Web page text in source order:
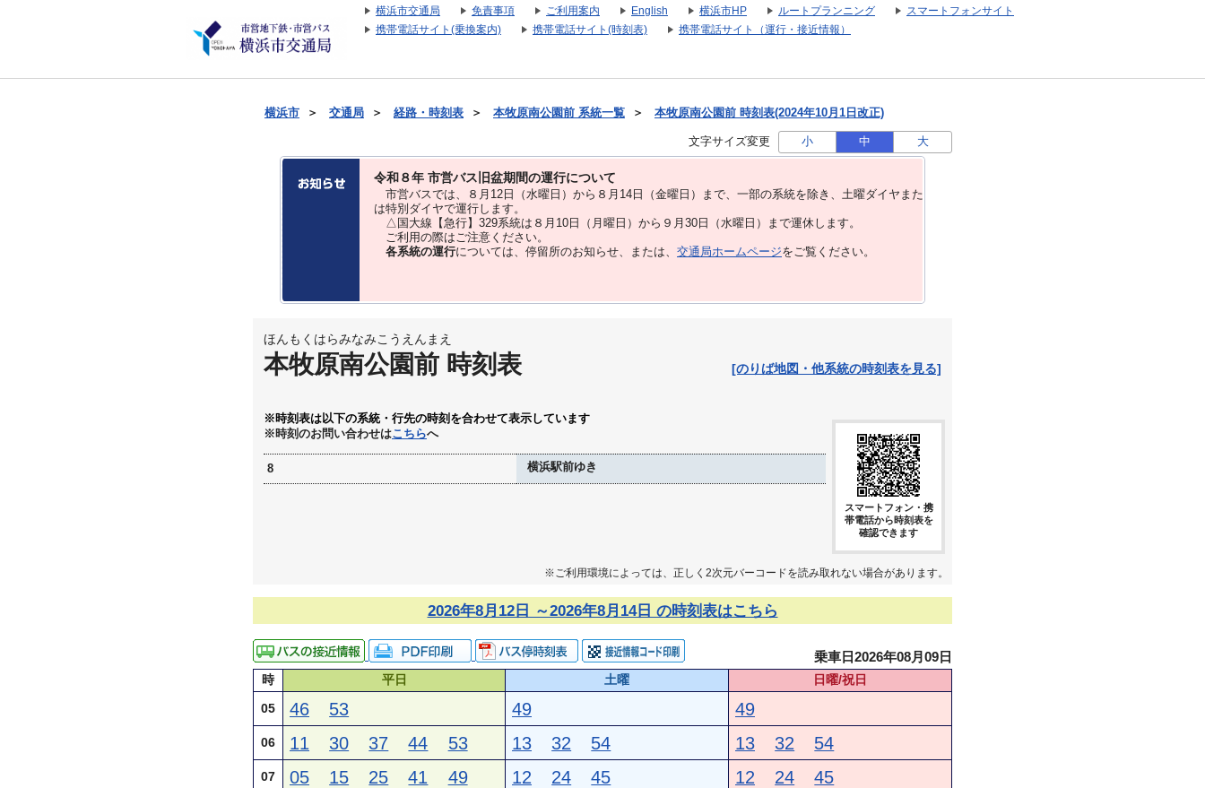
横浜市交通局 免責事項 ご利用案内 English 横浜市HP ルートプランニング
スマートフォンサイト
携帯電話サイト(乗換案内)
携帯電話サイト(時刻表) 携帯電話サイト（運行・接近情報）
横浜市 ＞ 交通局 ＞ 経路・時刻表 ＞ 本牧原南公園前 系統一覧 ＞ 本牧原南公園前 時刻表(2024年10月1日改正)
文字サイズ変更 小 中 大
令和８年 市営バス旧盆期間の運行について
市営バスでは、８⽉12⽇（水曜日）から８⽉14⽇（金曜日）まで、⼀部の系統を除き、⼟曜ダイヤまた
は特別ダイヤで運⾏します。
△国大線【急行】329系統は８月10日（月曜日）から９月30日（水曜日）まで運休します。
ご利用の際はご注意ください。
各系統の運行については、停留所のお知らせ、または、 交通局ホームページをご覧ください。
ほんもくはらみなみこうえんまえ
本牧原南公園前 時刻表 [のりば地図・他系統の時刻表を見る]
※時刻表は以下の系統・行先の時刻を合わせて表示しています
※時刻のお問い合わせはこちらへ
8 横浜駅前ゆき
スマートフォン・携
帯電話から時刻表を
確認できます
※ご利用環境によっては、正しく2次元バーコードを読み取れない場合があります。
2026年8月12日 ～2026年8月14日 の時刻表はこちら
乗車日2026年08月09日
時 平日 土曜
日曜/祝日
05
46 53 49 49
06 11 30 37 44 53 13 32 54 13 32 54
07 05 15 25 41 49 12 24 45 12 24 45